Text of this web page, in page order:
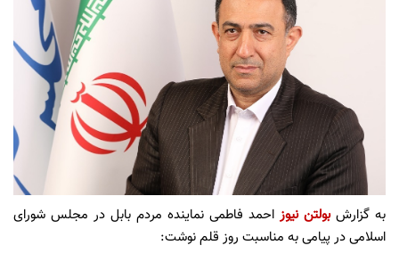
به گزارشبولتن نیوز احمد فاطمی نماینده مردم بابل در مجلس شورای
اسلامی در پیامی به مناسبت روز قلم نوشت: